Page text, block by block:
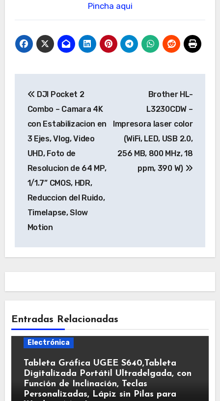
Pincha aqui
de
entradas
DJI Pocket 2
Combo – Camara 4K
con Estabilizacion en
3 Ejes, Vlog, Video
UHD, Foto de
Resolucion de 64 MP,
1/1.7” CMOS, HDR,
Reduccion del Ruido,
Timelapse, Slow
Motion
Brother HL-
L3230CDW –
Impresora laser color
(WiFi, LED, USB 2.0,
256 MB, 800 MHz, 18
ppm, 390 W)
Entradas Relacionadas
Electrónica
Tableta Gráfica UGEE S640,Tableta
Digitalizada Portátil Ultradelgada, con
Función de Inclinación, Teclas
Personalizadas, Lápiz sin Pilas para